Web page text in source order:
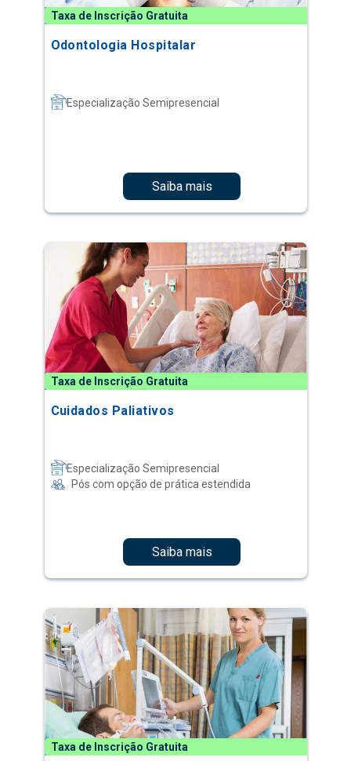
Taxa de Inscrição Gratuita
Odontologia Hospitalar
Especialização Semipresencial
Saiba mais
Taxa de Inscrição Gratuita
Cuidados Paliativos
Especialização Semipresencial
Pós com opção de prática estendida
Saiba mais
Taxa de Inscrição Gratuita